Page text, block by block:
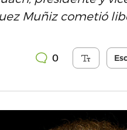
Muñiz cometió
0